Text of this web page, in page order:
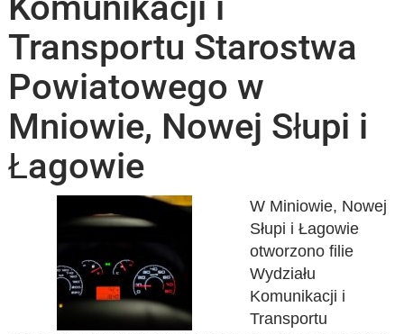
Transportu Starostwa
Powiatowego w
Mniowie, Nowej Słupi i
Łagowie
W Miniowie, Nowej
Słupi i Łagowie
otworzono filie
Wydziału
Komunikacji i
Transportu